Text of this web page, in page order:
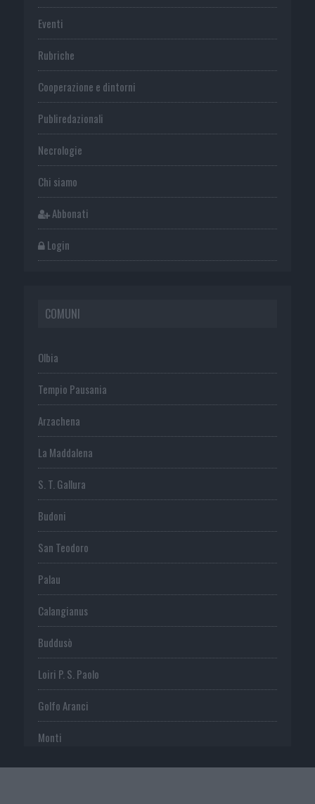
Eventi
Rubriche
Cooperazione e dintorni
Publiredazionali
Necrologie
Chi siamo
Abbonati
Login
COMUNI
Olbia
Tempio Pausania
Arzachena
La Maddalena
S. T. Gallura
Budoni
San Teodoro
Palau
Calangianus
Buddusò
Loiri P. S. Paolo
Golfo Aranci
Monti
Telti